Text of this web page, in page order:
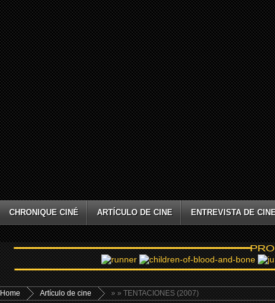
CHRONIQUE CINÉ ARTÍCULO DE CINE ENTREVISTA DE
Home »
Artículo de cine » TENTACIONES (2007)